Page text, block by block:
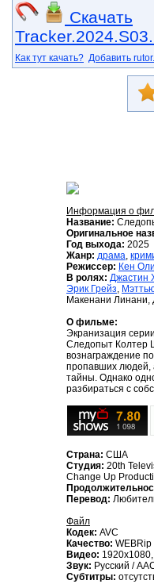
Скачать
Как тут качать? Добавить
Информация о
Название:
Оригинальное
Год выхода: 2025
Жанр: драма,
Режиссер: Кен
В ролях: Джастин
Эрик Грейз,
Макенани Линани,
О фильме:
Экранизация
Следопыт Колтер
вознаграждение
пропавших людей,
тайны. Однако
разбираться с
Страна: США
Студия: 20th
Change Up
Перевод:
Файл
Кодек: AVC
Качество:
Видео:
Звук: Русский /
Субтитры: